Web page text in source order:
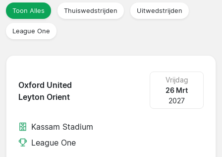
Toon Alles Thuiswedstrijden Uitwedstrijden
League One
Oxford United
Leyton Orient
Vrijdag
26 Mrt
2027
Kassam Stadium
League One